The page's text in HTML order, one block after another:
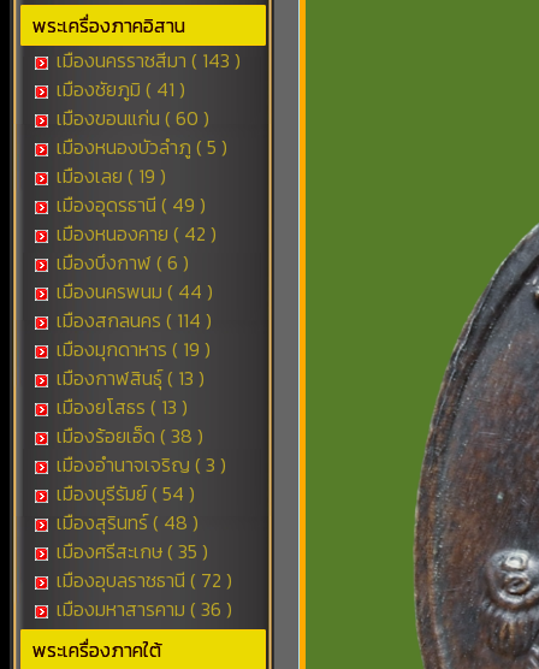
พระเครื่องภาคอิสาน
เมืองนครราชสีมา ( 143 )
เมืองชัยภูมิ ( 41 )
เมืองขอนแก่น ( 60 )
เมืองหนองบัวลำภู ( 5 )
เมืองเลย ( 19 )
เมืองอุดรธานี ( 49 )
เมืองหนองคาย ( 42 )
เมืองบึงกาฬ ( 6 )
เมืองนครพนม ( 44 )
เมืองสกลนคร ( 114 )
เมืองมุกดาหาร ( 19 )
เมืองกาฬสินธุ์ ( 13 )
เมืองยโสธร ( 13 )
เมืองร้อยเอ็ด ( 38 )
เมืองอำนาจเจริญ ( 3 )
เมืองบุรีรัมย์ ( 54 )
เมืองสุรินทร์ ( 48 )
เมืองศรีสะเกษ ( 35 )
เมืองอุบลราชธานี ( 72 )
เมืองมหาสารคาม ( 36 )
พระเครื่องภาคใต้